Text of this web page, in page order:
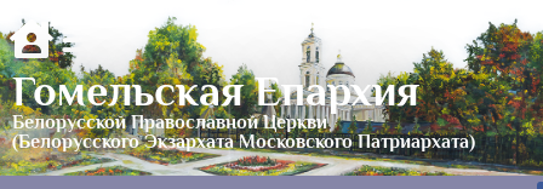
Гомельская Епархия
Белорусской Православной Церкви
(Белорусского Экзархата Московского Патриархата)